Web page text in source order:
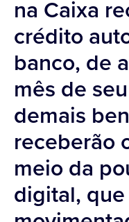
na Caixa
crédito
banco, de
mês de
demais
receberão
meio da
digital,